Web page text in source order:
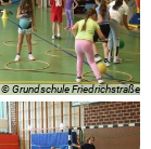
© Grundschule Friedrichstraße